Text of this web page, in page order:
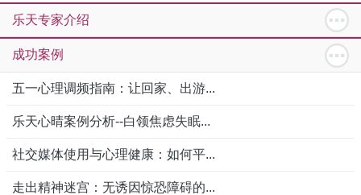
乐天专家介绍
成功案例
五一心理调频指南：让回家、出游...
乐天心晴案例分析--白领焦虑失眠...
社交媒体使用与心理健康：如何平...
走出精神迷宫：无诱因惊恐障碍的...